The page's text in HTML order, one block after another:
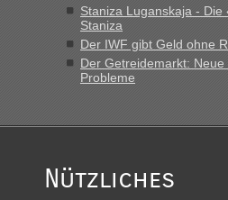
Staniza Luganskaja - Die
Staniza
Der IWF gibt Geld ohne
Der Getreidemarkt: Neue
Probleme
Nützliches